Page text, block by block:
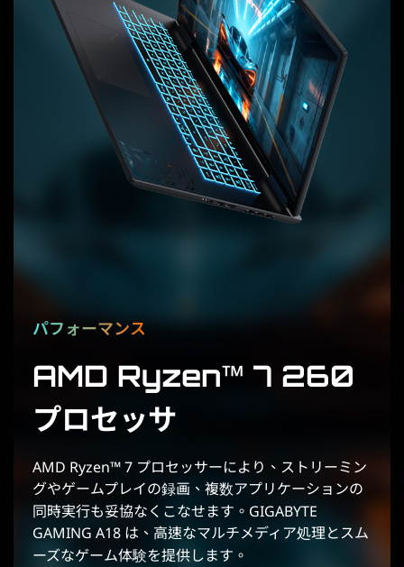
パフォーマンス
AMD Ryzen™ 7 260
プロセッサ
AMD Ryzen™ 7 プロセッサーにより、ストリーミン
グやゲームプレイの録画、複数アプリケーションの
同時実行も妥協なくこなせます。GIGABYTE
GAMING A18 は、高速なマルチメディア処理とスム
ーズなゲーム体験を提供します。